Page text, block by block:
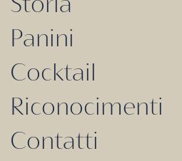
Panini
Cocktail
Riconocimenti
Contatti